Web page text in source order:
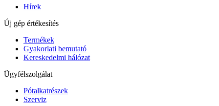
Hírek
Új gép értékesítés
Termékek
Gyakorlati bemutató
Kereskedelmi hálózat
Ügyfélszolgálat
Pótalkatrészek
Szerviz